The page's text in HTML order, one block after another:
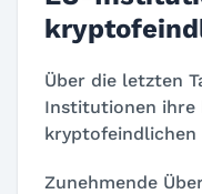
Über die letzten
Institutionen ihre
kryptofeindlichen
Zunehmende